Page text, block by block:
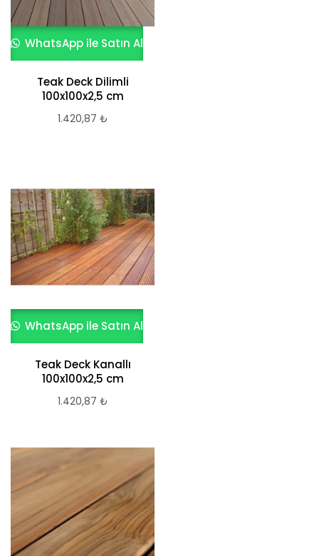
WhatsApp ile Satın Al
Teak Deck Dilimli
100x100x2,5 cm
1.420,87 ₺
WhatsApp ile Satın Al
Teak Deck Kanallı
100x100x2,5 cm
1.420,87 ₺